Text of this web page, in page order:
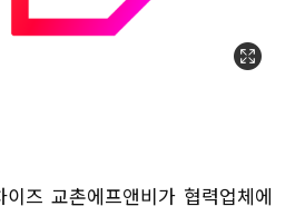
즈 교촌에프앤비가 협력업체에